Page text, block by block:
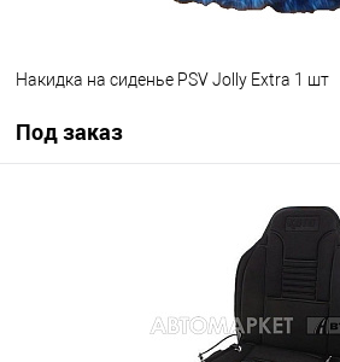
Накидка на сиденье PSV Jolly Extra 1 шт
Под заказ
Под заказ